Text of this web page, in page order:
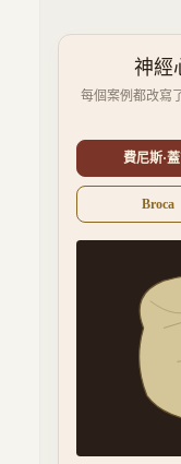
神經
每個案例都改寫
費尼斯·
Broca